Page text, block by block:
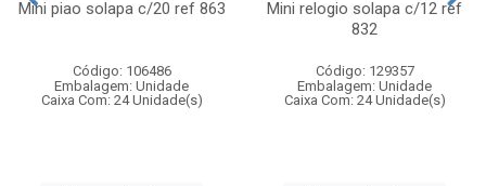
Mini piao solapa c/20 ref 863
Código: 106486
Embalagem: Unidade
Caixa Com: 24 Unidade(s)
Mini relogio solapa c/12 ref
832
Código: 129357
Embalagem: Unidade
Caixa Com: 24 Unidade(s)